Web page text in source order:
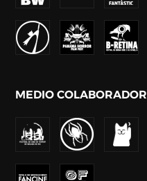
MEDIO COLABORADOR